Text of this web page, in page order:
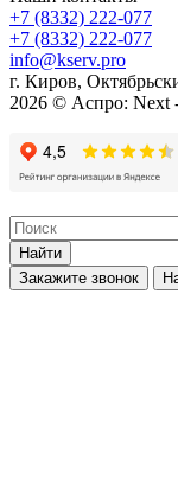
+7 (8332) 222-077
+7 (8332) 222-077
info@kserv.pro
г. Киров,
2026 © Аспро: Next
Найти
Закажите звонок